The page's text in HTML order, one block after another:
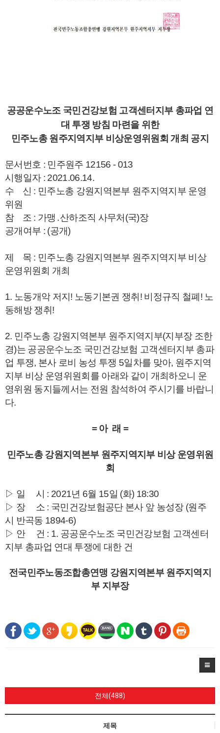
공공운수노조 국민건강보험 고객센터지부 총파업 연
대 투쟁 방침 마련을 위한
민주노총 원주지역지부 비상운영위원회 개최 공지
문서번호 : 민주원주 12156 - 013
시행일자 : 2021.06.14.
수 신 : 민주노총 강원지역본부 원주지역지부 운영
위원
참 조 : 가맹․산하조직 사무처(국)장
공개여부 : (공개)
제 목 : 민주노총 강원지역본부 원주지역지부 비상
운영위원회 개최
1. 노동개악 저지! 노동기본권 쟁취! 비정규직 철폐! 노
동해방 쟁취!
2. 민주노총 강원지역본부 원주지역지부(지부장 조한
경)는 공공운수노조 국민건강보험 고객센터지부 총파
업 투쟁, 본사 로비 농성 투쟁 5일차를 맞아, 원주지역
지부 비상 운영위원회를 아래와 같이 개최하오니 운
영위원 동지들께서는 전원 참석하여 주시기를 바랍니
다.
= 아 래 =
민주노총 강원지역본부 원주지역지부 비상 운영위원
회
▷ 일 시 : 2021년 6월 15일 (화) 18:30
▷ 장 소 : 국민건강보험공단 본사 앞 농성장 (원주
시 반곡동 1894-6)
▷ 안 건 : 1. 공공운수노조 국민건강보험 고객센터
지부 총파업 연대 투쟁에 대한 건
전국민주노동조합총연맹 강원지역본부 원주지역지
부 지부장
전체(488)
제목